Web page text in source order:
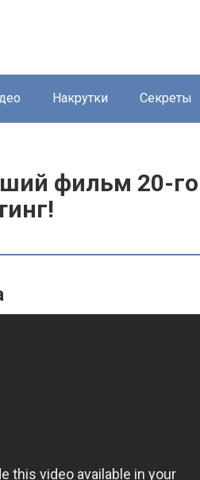
Накрутки Секреты
фильм 20-го